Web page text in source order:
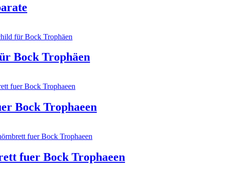
Bock Trophäen
Bock Trophaeen
fuer Bock Trophaeen